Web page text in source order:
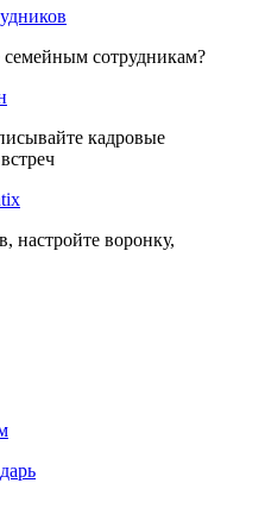
семейным сотрудникам?
кадровые
настройте воронку,